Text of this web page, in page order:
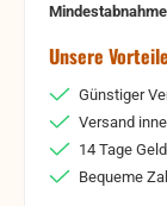
Unsere Vorteile
Günstiger
Versand
14 Tage
Bequeme